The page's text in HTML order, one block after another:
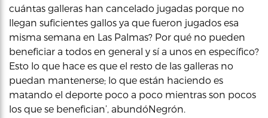
cuántas galleras han cancelado jugadas porque no
llegan suficientes gallos ya que fueron jugados esa
misma semana en Las Palmas? Por qué no pueden
beneficiar a todos en general y sí a unos en específico?
Esto lo que hace es que el resto de las galleras no
puedan mantenerse; lo que están haciendo es
matando el deporte poco a poco mientras son pocos
los que se benefician’, abundóNegrón.